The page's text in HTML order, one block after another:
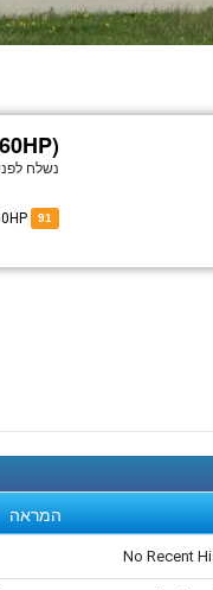
נשלח לפני
91
המראה
No Recent